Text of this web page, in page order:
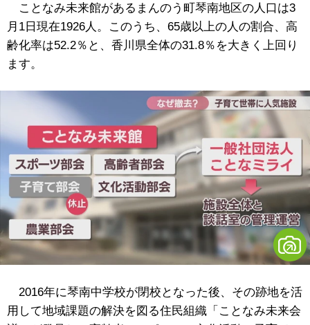
ことなみ未来館があるまんのう町琴南地区の人口は3
月1日現在1926人。このうち、65歳以上の人の割合、高
齢化率は52.2％と、香川県全体の31.8％を大きく上回り
ます。
2016年に琴南中学校が閉校となった後、その跡地を活
用して地域課題の解決を図る住民組織「ことなみ未来会